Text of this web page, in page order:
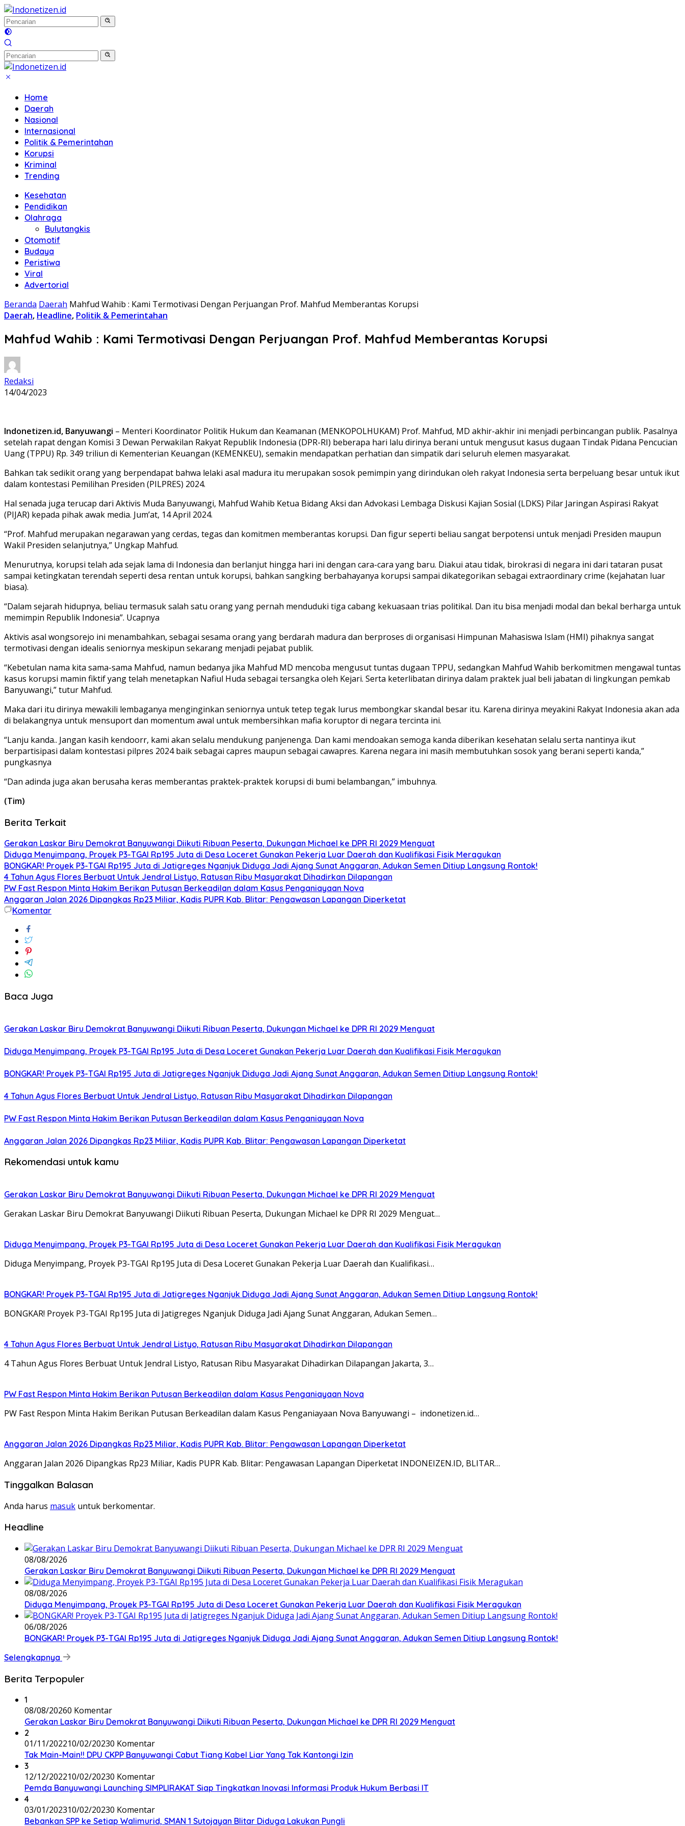
Langsung
ke
konten
Home
Daerah
Nasional
Internasional
Politik & Pemerintahan
Korupsi
Kriminal
Trending
Kesehatan
Pendidikan
Olahraga
Bulutangkis
Otomotif
Budaya
Peristiwa
Viral
Advertorial
Beranda Daerah Mahfud Wahib : Kami Termotivasi Dengan Perjuangan Prof. Mahfud Memberantas Korupsi
Daerah, Headline, Politik & Pemerintahan
Mahfud Wahib : Kami Termotivasi Dengan Perjuangan Prof. Mahfud Memberantas Korupsi
Redaksi
14/04/2023
Indonetizen.id, Banyuwangi – Menteri Koordinator Politik Hukum dan Keamanan (MENKOPOLHUKAM) Prof. Mahfud, MD akhir-akhir ini menjadi perbincangan publik. Pasalnya
setelah rapat dengan Komisi 3 Dewan Perwakilan Rakyat Republik Indonesia (DPR-RI) beberapa hari lalu dirinya berani untuk mengusut kasus dugaan Tindak Pidana Pencucian
Uang (TPPU) Rp. 349 triliun di Kementerian Keuangan (KEMENKEU), semakin mendapatkan perhatian dan simpatik dari seluruh elemen masyarakat.
Bahkan tak sedikit orang yang berpendapat bahwa lelaki asal madura itu merupakan sosok pemimpin yang dirindukan oleh rakyat Indonesia serta berpeluang besar untuk ikut
dalam kontestasi Pemilihan Presiden (PILPRES) 2024.
Hal senada juga terucap dari Aktivis Muda Banyuwangi, Mahfud Wahib Ketua Bidang Aksi dan Advokasi Lembaga Diskusi Kajian Sosial (LDKS) Pilar Jaringan Aspirasi Rakyat
(PIJAR) kepada pihak awak media. Jum’at, 14 April 2024.
“Prof. Mahfud merupakan negarawan yang cerdas, tegas dan komitmen memberantas korupsi. Dan figur seperti beliau sangat berpotensi untuk menjadi Presiden maupun
Wakil Presiden selanjutnya,” Ungkap Mahfud.
Menurutnya, korupsi telah ada sejak lama di Indonesia dan berlanjut hingga hari ini dengan cara-cara yang baru. Diakui atau tidak, birokrasi di negara ini dari tataran pusat
sampai ketingkatan terendah seperti desa rentan untuk korupsi, bahkan sangking berbahayanya korupsi sampai dikategorikan sebagai extraordinary crime (kejahatan luar
biasa).
“Dalam sejarah hidupnya, beliau termasuk salah satu orang yang pernah menduduki tiga cabang kekuasaan trias politikal. Dan itu bisa menjadi modal dan bekal berharga untuk
memimpin Republik Indonesia”. Ucapnya
Aktivis asal wongsorejo ini menambahkan, sebagai sesama orang yang berdarah madura dan berproses di organisasi Himpunan Mahasiswa Islam (HMI) pihaknya sangat
termotivasi dengan idealis seniornya meskipun sekarang menjadi pejabat publik.
“Kebetulan nama kita sama-sama Mahfud, namun bedanya jika Mahfud MD mencoba mengusut tuntas dugaan TPPU, sedangkan Mahfud Wahib berkomitmen mengawal tuntas
kasus korupsi mamin fiktif yang telah menetapkan Nafiul Huda sebagai tersangka oleh Kejari. Serta keterlibatan dirinya dalam praktek jual beli jabatan di lingkungan pemkab
Banyuwangi,” tutur Mahfud.
Maka dari itu dirinya mewakili lembaganya menginginkan seniornya untuk tetep tegak lurus membongkar skandal besar itu. Karena dirinya meyakini Rakyat Indonesia akan ada
di belakangnya untuk mensuport dan momentum awal untuk membersihkan mafia koruptor di negara tercinta ini.
“Lanju kanda.. Jangan kasih kendoorr, kami akan selalu mendukung panjenenga. Dan kami mendoakan semoga kanda diberikan kesehatan selalu serta nantinya ikut
berpartisipasi dalam kontestasi pilpres 2024 baik sebagai capres maupun sebagai cawapres. Karena negara ini masih membutuhkan sosok yang berani seperti kanda,”
pungkasnya
“Dan adinda juga akan berusaha keras memberantas praktek-praktek korupsi di bumi belambangan,” imbuhnya.
(Tim)
Berita Terkait
Gerakan Laskar Biru Demokrat Banyuwangi Diikuti Ribuan Peserta, Dukungan Michael ke DPR RI 2029 Menguat
Diduga Menyimpang, Proyek P3-TGAI Rp195 Juta di Desa Loceret Gunakan Pekerja Luar Daerah dan Kualifikasi Fisik Meragukan
BONGKAR! Proyek P3-TGAI Rp195 Juta di Jatigreges Nganjuk Diduga Jadi Ajang Sunat Anggaran, Adukan Semen Ditiup Langsung Rontok!
4 Tahun Agus Flores Berbuat Untuk Jendral Listyo, Ratusan Ribu Masyarakat Dihadirkan Dilapangan
PW Fast Respon Minta Hakim Berikan Putusan Berkeadilan dalam Kasus Penganiayaan Nova
Anggaran Jalan 2026 Dipangkas Rp23 Miliar, Kadis PUPR Kab. Blitar: Pengawasan Lapangan Diperketat
Komentar
Baca Juga
Gerakan Laskar Biru Demokrat Banyuwangi Diikuti Ribuan Peserta, Dukungan Michael ke DPR RI 2029 Menguat
Diduga Menyimpang, Proyek P3-TGAI Rp195 Juta di Desa Loceret Gunakan Pekerja Luar Daerah dan Kualifikasi Fisik Meragukan
BONGKAR! Proyek P3-TGAI Rp195 Juta di Jatigreges Nganjuk Diduga Jadi Ajang Sunat Anggaran, Adukan Semen Ditiup Langsung Rontok!
4 Tahun Agus Flores Berbuat Untuk Jendral Listyo, Ratusan Ribu Masyarakat Dihadirkan Dilapangan
PW Fast Respon Minta Hakim Berikan Putusan Berkeadilan dalam Kasus Penganiayaan Nova
Anggaran Jalan 2026 Dipangkas Rp23 Miliar, Kadis PUPR Kab. Blitar: Pengawasan Lapangan Diperketat
Rekomendasi untuk kamu
Gerakan Laskar Biru Demokrat Banyuwangi Diikuti Ribuan Peserta, Dukungan Michael ke DPR RI 2029 Menguat
Gerakan Laskar Biru Demokrat Banyuwangi Diikuti Ribuan Peserta, Dukungan Michael ke DPR RI 2029 Menguat…
Diduga Menyimpang, Proyek P3-TGAI Rp195 Juta di Desa Loceret Gunakan Pekerja Luar Daerah dan Kualifikasi Fisik Meragukan
Diduga Menyimpang, Proyek P3-TGAI Rp195 Juta di Desa Loceret Gunakan Pekerja Luar Daerah dan Kualifikasi…
BONGKAR! Proyek P3-TGAI Rp195 Juta di Jatigreges Nganjuk Diduga Jadi Ajang Sunat Anggaran, Adukan Semen Ditiup Langsung Rontok!
BONGKAR! Proyek P3-TGAI Rp195 Juta di Jatigreges Nganjuk Diduga Jadi Ajang Sunat Anggaran, Adukan Semen…
4 Tahun Agus Flores Berbuat Untuk Jendral Listyo, Ratusan Ribu Masyarakat Dihadirkan Dilapangan
4 Tahun Agus Flores Berbuat Untuk Jendral Listyo, Ratusan Ribu Masyarakat Dihadirkan Dilapangan Jakarta, 3…
PW Fast Respon Minta Hakim Berikan Putusan Berkeadilan dalam Kasus Penganiayaan Nova
PW Fast Respon Minta Hakim Berikan Putusan Berkeadilan dalam Kasus Penganiayaan Nova Banyuwangi – indonetizen.id…
Anggaran Jalan 2026 Dipangkas Rp23 Miliar, Kadis PUPR Kab. Blitar: Pengawasan Lapangan Diperketat
Anggaran Jalan 2026 Dipangkas Rp23 Miliar, Kadis PUPR Kab. Blitar: Pengawasan Lapangan Diperketat INDONEIZEN.ID, BLITAR…
Tinggalkan Balasan
Anda harus masuk untuk berkomentar.
Headline
08/08/2026
Gerakan Laskar Biru Demokrat Banyuwangi Diikuti Ribuan Peserta, Dukungan Michael ke DPR RI 2029 Menguat
08/08/2026
Diduga Menyimpang, Proyek P3-TGAI Rp195 Juta di Desa Loceret Gunakan Pekerja Luar Daerah dan Kualifikasi Fisik Meragukan
06/08/2026
BONGKAR! Proyek P3-TGAI Rp195 Juta di Jatigreges Nganjuk Diduga Jadi Ajang Sunat Anggaran, Adukan Semen Ditiup Langsung Rontok!
Selengkapnya
Berita Terpopuler
1
08/08/20260 Komentar
Gerakan Laskar Biru Demokrat Banyuwangi Diikuti Ribuan Peserta, Dukungan Michael ke DPR RI 2029 Menguat
2
01/11/202210/02/20230 Komentar
Tak Main-Main!! DPU CKPP Banyuwangi Cabut Tiang Kabel Liar Yang Tak Kantongi Izin
3
12/12/202210/02/20230 Komentar
Pemda Banyuwangi Launching SIMPLIRAKAT Siap Tingkatkan Inovasi Informasi Produk Hukum Berbasi IT
4
03/01/202310/02/20230 Komentar
Bebankan SPP ke Setiap Walimurid, SMAN 1 Sutojayan Blitar Diduga Lakukan Pungli